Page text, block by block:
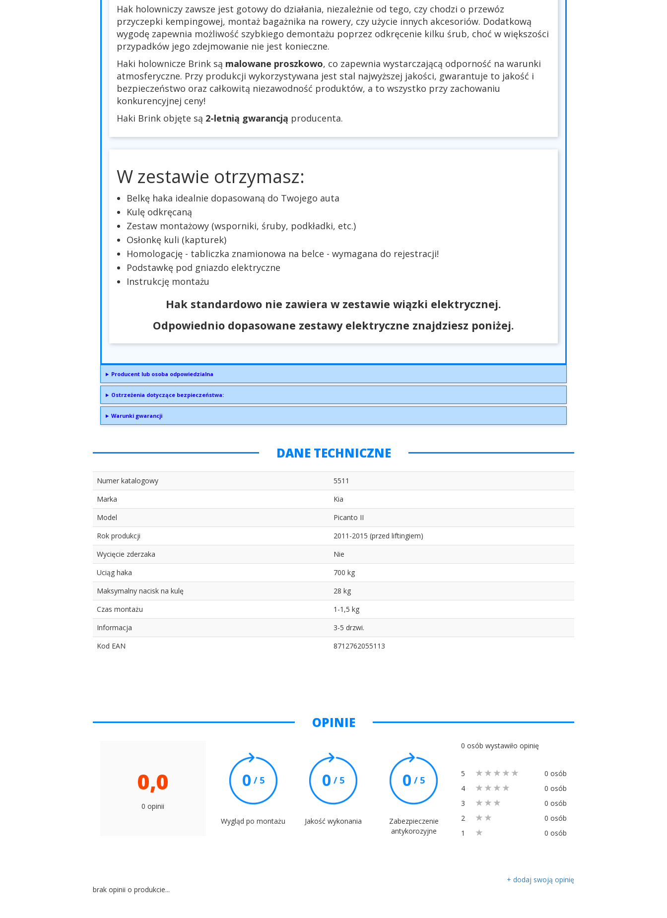
Hak holowniczy zawsze jest gotowy do działania, niezależnie od tego, czy chodzi o przewóz
przyczepki kempingowej, montaż bagażnika na rowery, czy użycie innych akcesoriów. Dodatkową
wygodę zapewnia możliwość szybkiego demontażu poprzez odkręcenie kilku śrub, choć w większości
przypadków jego zdejmowanie nie jest konieczne.
Haki holownicze Brink są malowane proszkowo, co zapewnia wystarczającą odporność na warunki
atmosferyczne. Przy produkcji wykorzystywana jest stal najwyższej jakości, gwarantuje to jakość i
bezpieczeństwo oraz całkowitą niezawodność produktów, a to wszystko przy zachowaniu
konkurencyjnej ceny!
Haki Brink objęte są 2-letnią gwarancją producenta.
W zestawie otrzymasz:
Belkę haka idealnie dopasowaną do Twojego auta
Kulę odkręcaną
Zestaw montażowy (wsporniki, śruby, podkładki, etc.)
Osłonkę kuli (kapturek)
Homologację - tabliczka znamionowa na belce - wymagana do rejestracji!
Podstawkę pod gniazdo elektryczne
Instrukcję montażu
Hak standardowo nie zawiera w zestawie wiązki elektrycznej.
Odpowiednio dopasowane zestawy elektryczne znajdziesz poniżej.
Producent lub osoba odpowiedzialna
Ostrzeżenia dotyczące bezpieczeństwa:
Warunki gwarancji
DANE TECHNICZNE
Numer katalogowy
5511
Marka
Kia
Model
Picanto II
Rok produkcji
2011-2015 (przed liftingiem)
Wycięcie zderzaka
Nie
Uciąg haka
700 kg
Maksymalny nacisk na kulę
28 kg
Czas montażu
1-1,5 kg
Informacja
3-5 drzwi.
Kod EAN
8712762055113
OPINIE
0,0
0 opinii
0 / 5
Wygląd po montażu
0 / 5
Jakość wykonania
0 / 5
Zabezpieczenie
antykorozyjne
0 osób wystawiło opinię
5
0 osób
4
0 osób
3
0 osób
2
0 osób
1
0 osób
+ dodaj swoją opinię
brak opinii o produkcie...